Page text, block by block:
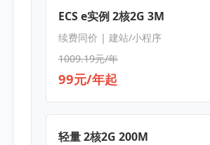
ECS e实例 2核2G 3M
续费同价 | 建站/小程序
1009.19元/年
99元/年起
轻量 2核2G 200M